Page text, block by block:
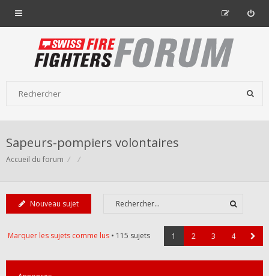
Sapeurs-pompiers volontaires
Accueil du forum
Nouveau sujet
Marquer les sujets comme lus • 115 sujets 1 2 3 4